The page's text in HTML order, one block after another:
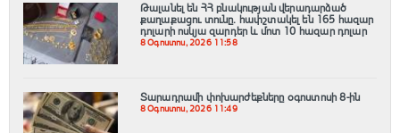
Թալանել են ՀՀ բնակության վերադարձած
քաղաքացու տունը․ հափշտակել են 165 հազար
դոլարի ոսկյա զարդեր և մոտ 10 հազար դոլար
8 Օգոստոս, 2026 11:58
Տարադրամի փոխարժեքները օգոստոսի 8-ին
8 Օգոստոս, 2026 11:49